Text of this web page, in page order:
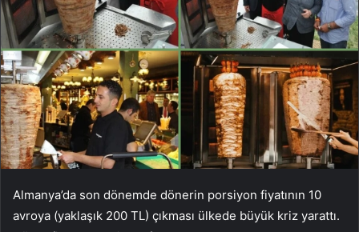
Almanya’da son dönemde dönerin porsiyon fiyatının 10
avroya (yaklaşık 200 TL) çıkması ülkede büyük kriz yarattı.